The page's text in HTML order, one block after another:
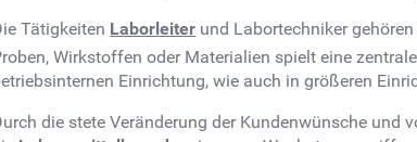
Tätigkeiten Laborleiter und Labortechniker
Wirkstoffen oder Materialien spielt eine
Einrichtung, wie auch in größeren
die stete Veränderung der Kundenwünsche und